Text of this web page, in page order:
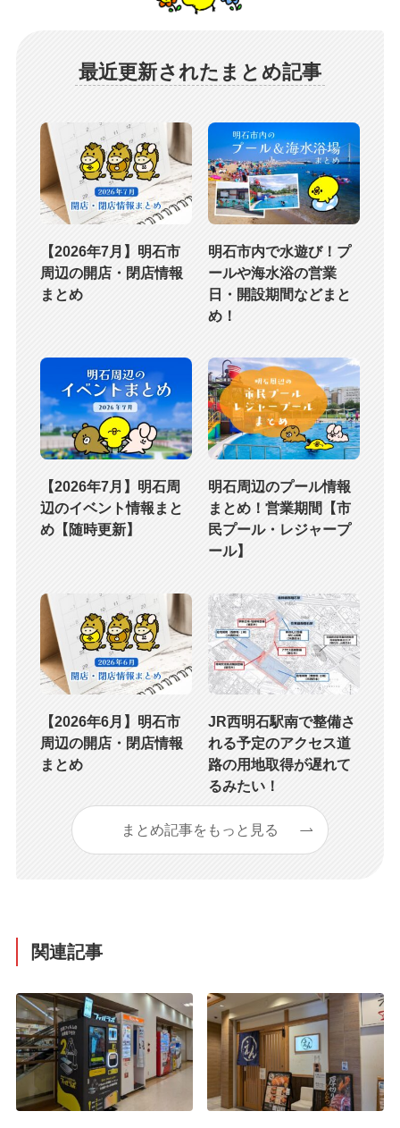
最近更新されたまとめ記事
【2026年7月】明石市
周辺の開店・閉店情報
まとめ
明石市内で水遊び！プ
ールや海水浴の営業
日・開設期間などまと
め！
【2026年7月】明石周
辺のイベント情報まと
め【随時更新】
明石周辺のプール情報
まとめ！営業期間【市
民プール・レジャープ
ール】
【2026年6月】明石市
周辺の開店・閉店情報
まとめ
JR西明石駅南で整備さ
れる予定のアクセス道
路の用地取得が遅れて
るみたい！
まとめ記事をもっと見る
関連記事